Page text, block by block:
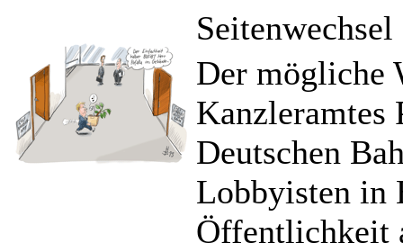
Seitenwechsel
Der mögliche
Kanzleramtes
Deutschen
Lobbyisten in
Öffentlichkeit